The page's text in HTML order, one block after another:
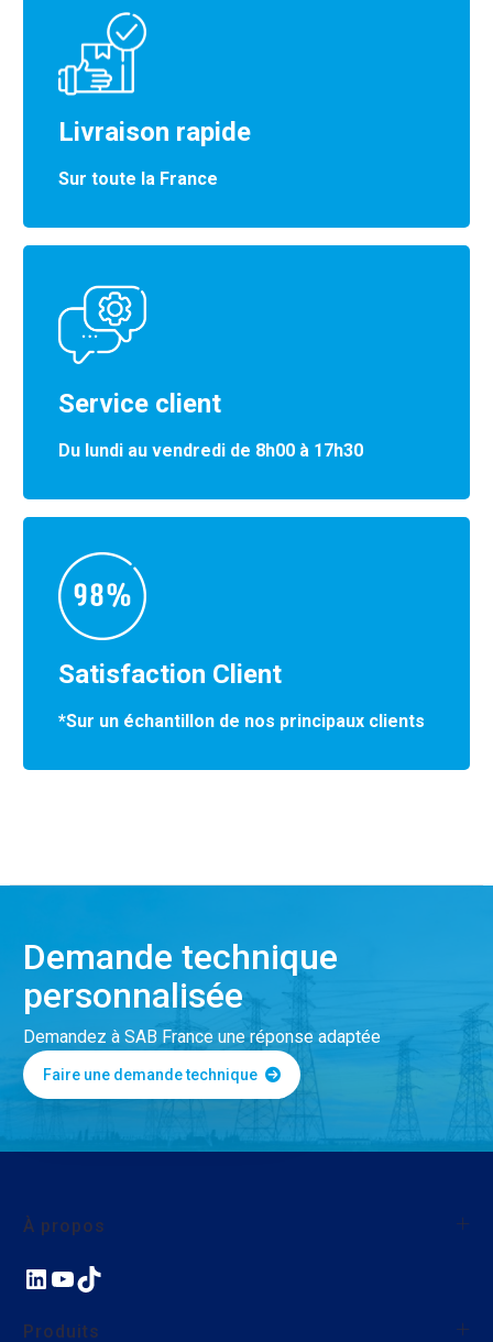
Livraison rapide
Sur toute la France
Service client
Du lundi au vendredi de 8h00 à 17h30
Satisfaction Client
*Sur un échantillon de nos principaux clients
Demande technique
personnalisée
Demandez à SAB France une réponse adaptée
Faire une demande technique
À propos
À propos de SAB France
Nos actions environnementales et sociales
LinkedIn
YouTube
TikTok
Produits